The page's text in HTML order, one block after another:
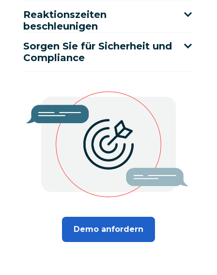
Reaktionszeiten
beschleunigen
Sorgen Sie für Sicherheit und
Compliance
Demo anfordern